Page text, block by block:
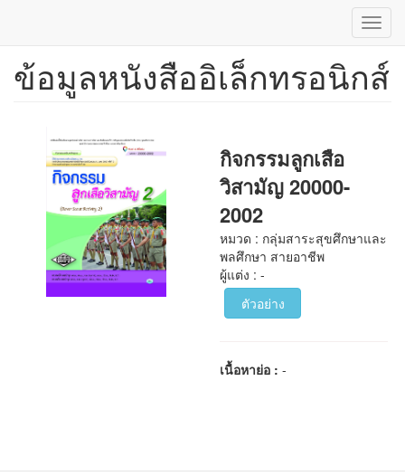
ข้าม
ข้อมูลหนังสืออิเล็กทรอนิกส์
กิจกรรมลูกเสือ
วิสามัญ 20000-
2002
หมวด : กลุ่มสาระสุขศึกษาและ
พลศึกษา สายอาชีพ
ผู้แต่ง : -
ตัวอย่าง
เนื้อหาย่อ :-